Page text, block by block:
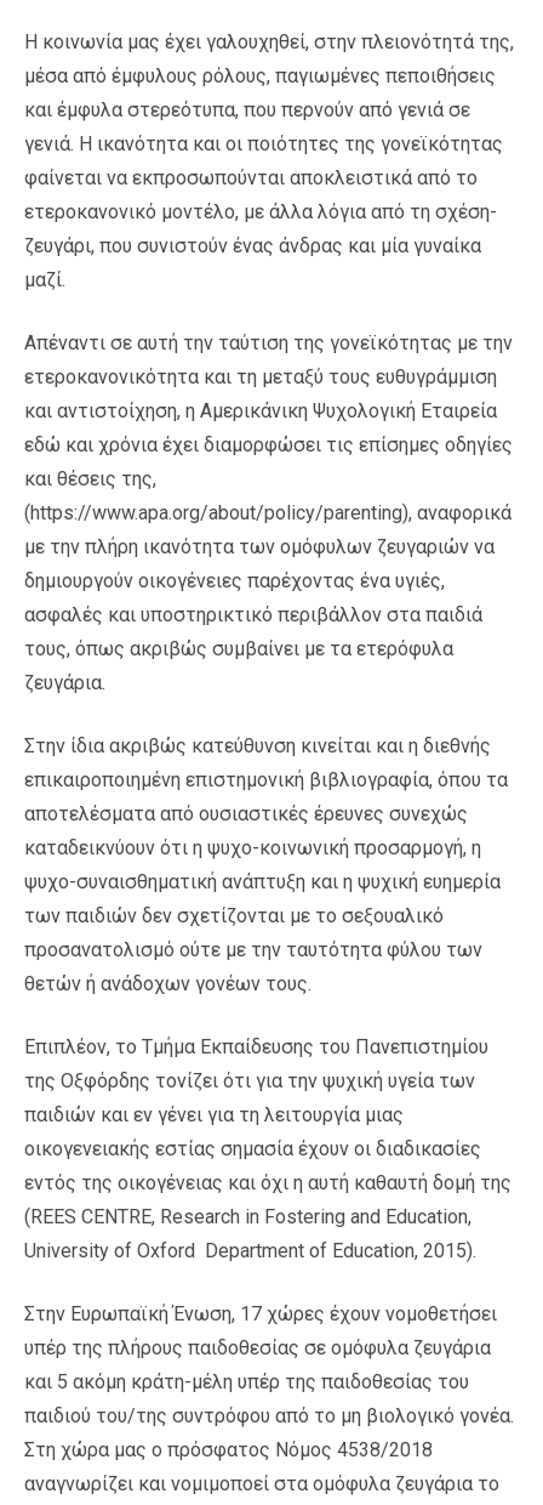
Η κοινωνία μας έχει γαλουχηθεί, στην πλειονότητά της,
μέσα από έμφυλους ρόλους, παγιωμένες πεποιθήσεις
και έμφυλα στερεότυπα, που περνούν από γενιά σε
γενιά. Η ικανότητα και οι ποιότητες της γονεϊκότητας
φαίνεται να εκπροσωπούνται αποκλειστικά από το
ετεροκανονικό μοντέλο, με άλλα λόγια από τη σχέση-
ζευγάρι, που συνιστούν ένας άνδρας και μία γυναίκα
μαζί.
Απέναντι σε αυτή την ταύτιση της γονεϊκότητας με την
ετεροκανονικότητα και τη μεταξύ τους ευθυγράμμιση
και αντιστοίχηση, η Αμερικάνικη Ψυχολογική Εταιρεία
εδώ και χρόνια έχει διαμορφώσει τις επίσημες οδηγίες
και θέσεις της,
(https://www.apa.org/about/policy/parenting), αναφορικά
με την πλήρη ικανότητα των ομόφυλων ζευγαριών να
δημιουργούν οικογένειες παρέχοντας ένα υγιές,
ασφαλές και υποστηρικτικό περιβάλλον στα παιδιά
τους, όπως ακριβώς συμβαίνει με τα ετερόφυλα
ζευγάρια.
Στην ίδια ακριβώς κατεύθυνση κινείται και η διεθνής
επικαιροποιημένη επιστημονική βιβλιογραφία, όπου τα
αποτελέσματα από ουσιαστικές έρευνες συνεχώς
καταδεικνύουν ότι η ψυχο-κοινωνική προσαρμογή, η
ψυχο-συναισθηματική ανάπτυξη και η ψυχική ευημερία
των παιδιών δεν σχετίζονται με το σεξουαλικό
προσανατολισμό ούτε με την ταυτότητα φύλου των
θετών ή ανάδοχων γονέων τους.
Επιπλέον, το Τμήμα Εκπαίδευσης του Πανεπιστημίου
της Οξφόρδης τονίζει ότι για την ψυχική υγεία των
παιδιών και εν γένει για τη λειτουργία μιας
οικογενειακής εστίας σημασία έχουν οι διαδικασίες
εντός της οικογένειας και όχι η αυτή καθαυτή δομή της
(REES CENTRE, Research in Fostering and Education,
University of Oxford Department of Education, 2015).
Στην Ευρωπαϊκή Ένωση, 17 χώρες έχουν νομοθετήσει
υπέρ της πλήρους παιδοθεσίας σε ομόφυλα ζευγάρια
και 5 ακόμη κράτη-μέλη υπέρ της παιδοθεσίας του
παιδιού του/της συντρόφου από το μη βιολογικό γονέα.
Στη χώρα μας ο πρόσφατος Νόμος 4538/2018
αναγνωρίζει και νομιμοποεί στα ομόφυλα ζευγάρια το